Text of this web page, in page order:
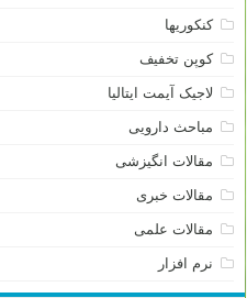
کنکوریها
کوپن تخفیف
لاجیک آیمت ایتالیا
مباحث دارویی
مقالات انگیزشی
مقالات خبری
مقالات علمی
نرم افزار